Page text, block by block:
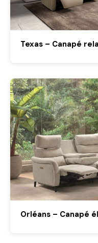
Texas – Canapé
Orléans – Canapé